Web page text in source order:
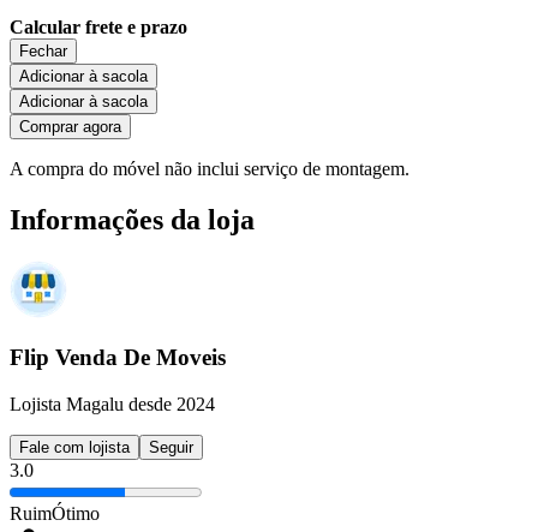
Calcular frete e prazo
Fechar
Adicionar à sacola
Adicionar à sacola
Comprar agora
A compra do móvel não inclui serviço de montagem.
Informações da loja
Flip Venda De Moveis
Lojista Magalu desde 2024
Fale com lojista Seguir
3.0
RuimÓtimo